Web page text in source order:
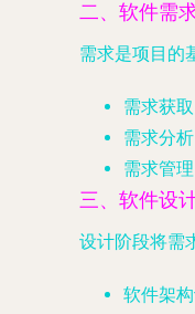
二、软件需
需求是项目的
需求获取
需求分析
需求管理
三、软件设
设计阶段将需
软件架